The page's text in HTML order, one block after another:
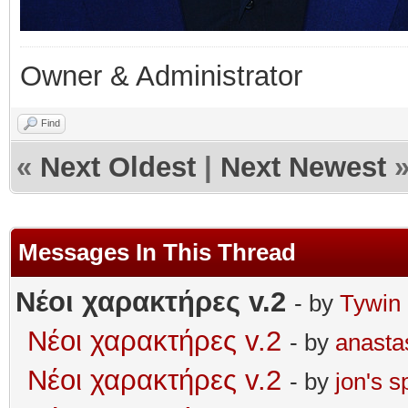
Owner & Administrator
Find
« Next Oldest Next Newest
Messages In This Thread
Νέοι χαρακτήρες v.2 - by Tywin
Νέοι χαρακτήρες v.2 - by
Νέοι χαρακτήρες v.2 - by jonʹs